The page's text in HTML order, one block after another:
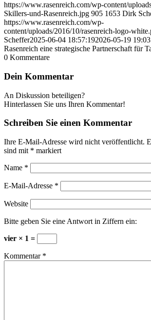
https://www.rasenreich.com/wp-content/
Skillers-und-Rasenreich.jpg 905 1653 Dirk
https://www.rasenreich.com/wp-
content/uploads/2016/10/rasenreich-logo-
Scheffer2025-06-04 18:57:192026-05-19
Rasenreich eine strategische Partnerschaft für
0 Kommentare
Dein Kommentar
An Diskussion beteiligen?
Hinterlassen Sie uns Ihren Kommentar!
Schreiben Sie einen Kommentar
Ihre E-Mail-Adresse wird nicht veröffentlicht.
sind mit * markiert
Name *
E-Mail-Adresse *
Website
Bitte geben Sie eine Antwort in Ziffern ein:
vier × 1 =
Kommentar *